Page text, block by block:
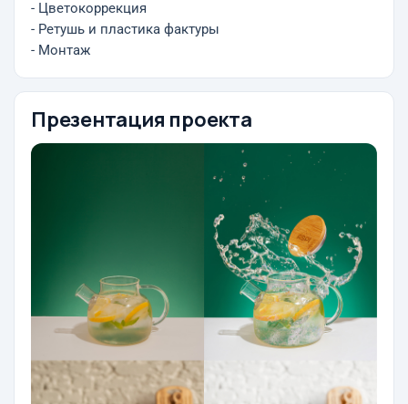
- Цветокоррекция
- Ретушь и пластика фактуры
- Монтаж
Презентация проекта